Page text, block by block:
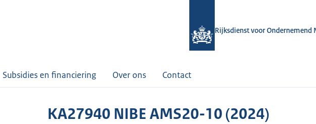
Rijksdienst voor Ondernemend
Subsidies en financiering Over ons Contact
KA27940 NIBE AMS20-10 (2024)